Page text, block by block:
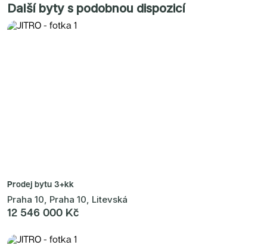
Další byty s podobnou dispozicí
Prodej bytu 3+kk
Praha 10, Praha 10, Litevská
12 546 000 Kč